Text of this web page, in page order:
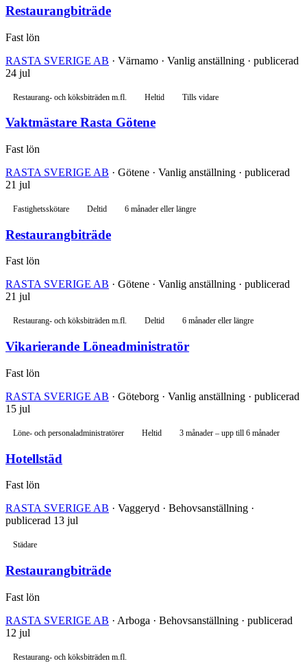
Restaurangbiträde
Fast lön
RASTA SVERIGE AB · Värnamo · Vanlig anställning · publicerad
24 jul
Restaurang- och köksbiträden m.fl. Heltid Tills vidare
Vaktmästare Rasta Götene
Fast lön
RASTA SVERIGE AB · Götene · Vanlig anställning · publicerad
21 jul
Fastighetsskötare Deltid 6 månader eller längre
Restaurangbiträde
Fast lön
RASTA SVERIGE AB · Götene · Vanlig anställning · publicerad
21 jul
Restaurang- och köksbiträden m.fl. Deltid 6 månader eller längre
Vikarierande Löneadministratör
Fast lön
RASTA SVERIGE AB · Göteborg · Vanlig anställning · publicerad
15 jul
Löne- och personaladministratörer Heltid 3 månader – upp till 6 månader
Hotellstäd
Fast lön
RASTA SVERIGE AB · Vaggeryd · Behovsanställning ·
publicerad 13 jul
Städare
Restaurangbiträde
Fast lön
RASTA SVERIGE AB · Arboga · Behovsanställning · publicerad
12 jul
Restaurang- och köksbiträden m.fl.